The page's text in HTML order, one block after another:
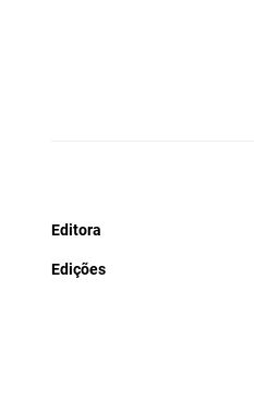
Editora
Edições